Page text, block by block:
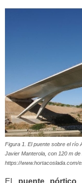
Figura 1. El puente sobre el río
Javier Manterola, con 120 m de
https://www.hortacoslada.com/
El puente pórtico